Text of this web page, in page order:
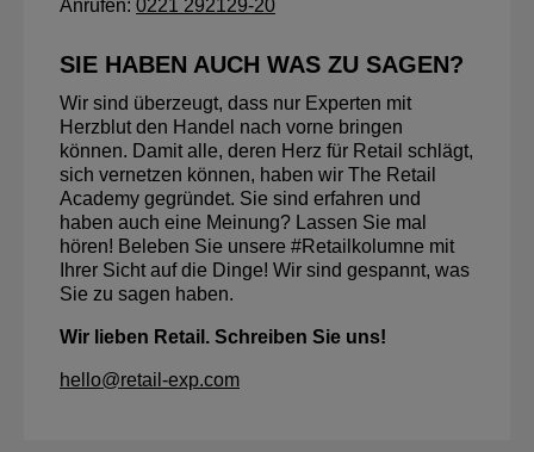
Anrufen: 0221 292129-20
SIE HABEN AUCH WAS ZU SAGEN?
Wir sind überzeugt, dass nur Experten mit
Herzblut den Handel nach vorne bringen
können. Damit alle, deren Herz für Retail schlägt,
sich vernetzen können, haben wir The Retail
Academy gegründet. Sie sind erfahren und
haben auch eine Meinung? Lassen Sie mal
hören! Beleben Sie unsere #Retailkolumne mit
Ihrer Sicht auf die Dinge! Wir sind gespannt, was
Sie zu sagen haben.
Wir lieben Retail. Schreiben Sie uns!
hello@retail-exp.com